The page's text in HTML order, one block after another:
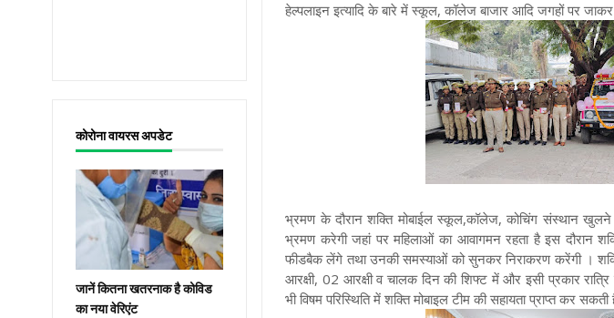
कोरोना वायरस अपडेट
जानें कितना खतरनाक है कोविड
का नया वेरिएंट
हेल्पलाइन इत्यादि के बारे में स्कूल, कॉलेज बाजार आदि जगहों पर
भ्रमण के दौरान शक्ति मोबाईल स्कूल,कॉलेज, कोचिंग संस्थान
भ्रमण करेगी जहां पर महिलाओं का आवागमन रहता है इस दौरान
फीडबैक लेंगे तथा उनकी समस्याओं को सुनकर निराकरण करेंगी ।
आरक्षी, 02 आरक्षी व चालक दिन की शिफ्ट में और इसी प्रकार
भी विषम परिस्थिति में शक्ति मोबाइल टीम की सहायता प्राप्त कर सकती